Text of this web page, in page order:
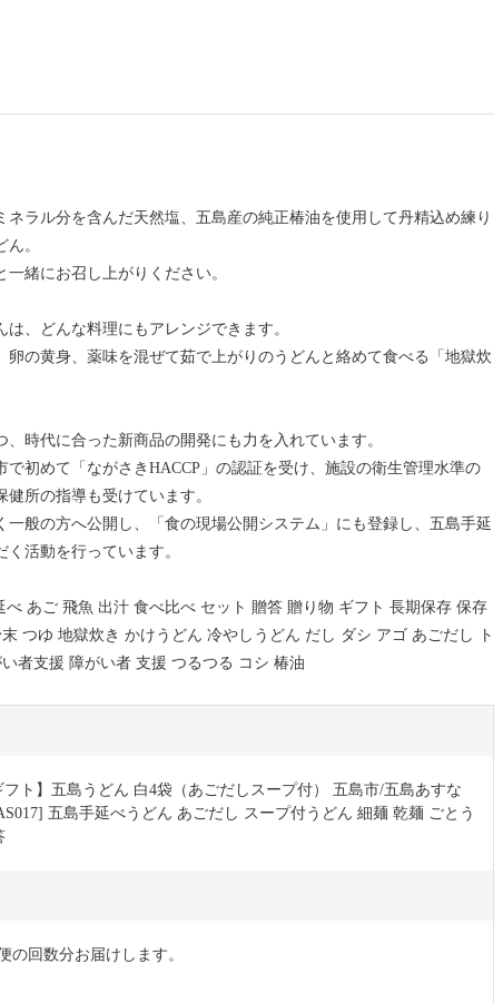
ネラル分を含んだ天然塩、五島産の純正椿油を使用して丹精込め練り
。
緒にお召し上がりください。
は、どんな料理にもアレンジできます。
卵の黄身、薬味を混ぜて茹で上がりのうどんと絡めて食べる「地獄炊
、時代に合った新商品の開発にも力を入れています。
で初めて「ながさきHACCP」の認証を受け、施設の衛生管理水準の
所の指導も受けています。
一般の方へ公開し、「食の現場公開システム」にも登録し、五島手延
く活動を行っています。
べ あご 飛魚 出汁 食べ比べ セット 贈答 贈り物 ギフト 長期保存 保存
つゆ 地獄炊き かけうどん 冷やしうどん だし ダシ アゴ あごだし ト
者支援 障がい者 支援 つるつる コシ 椿油
フト】五島うどん 白4袋（あごだしスープ付） 五島市/五島あすな
五島手延べうどん あごだし スープ付うどん 細麺 乾麺 ごとう
の回数分お届けします。